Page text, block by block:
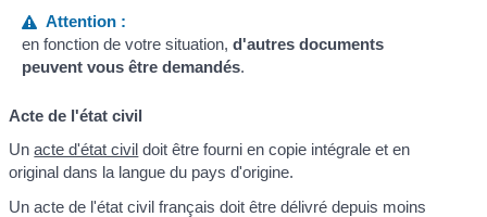
Attention :
en fonction de votre situation, d'autres documents
peuvent vous être demandés.
Acte de l'état civil
Unacte d'état civil doit être fourni en copie intégrale et en
original dans la langue du pays d'origine.
Un acte de l'état civil français doit être délivré depuis moins